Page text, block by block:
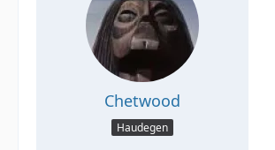
Chetwood
Haudegen